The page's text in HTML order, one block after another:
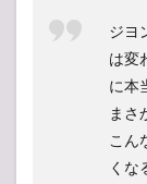
ジヨ
は変
に本
まさ
こん
くな